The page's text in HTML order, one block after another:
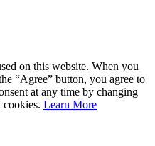
on this website. When you
“Agree” button, you agree to
at any time by changing
cookies. Learn More